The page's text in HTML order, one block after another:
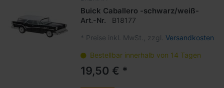
Buick Caballero -schwarz/weiß-
Art.-Nr. B18177
* Preise inkl. MwSt., zzgl. Versandkosten
Bestellbar innerhalb von 14 Tagen
19,50 € *